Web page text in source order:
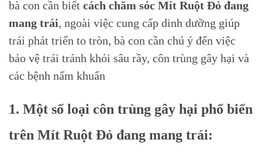
bà con cần biết cách chăm sóc Mít Ruột Đỏ đang
mang trái, ngoài việc cung cấp dinh dưỡng giúp
trái phát triển to tròn, bà con cần chú ý đến việc
bảo vệ trái tránh khỏi sâu rầy, côn trùng gây hại và
các bệnh nấm khuẩn
1. Một số loại côn trùng gây hại phổ biến
trên Mít Ruột Đỏ đang mang trái: